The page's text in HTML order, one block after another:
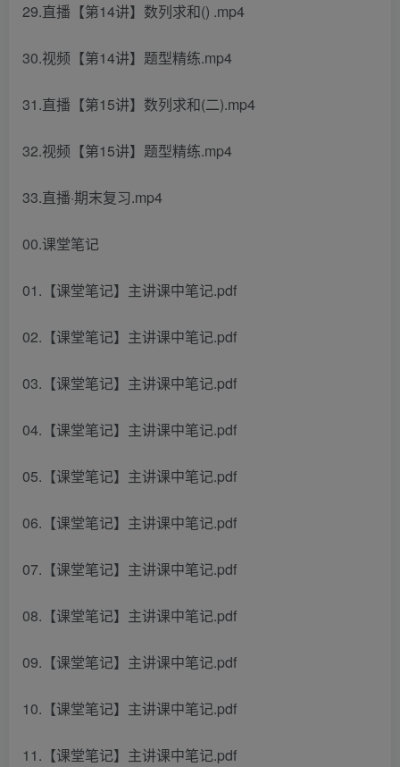
29.直播【第14讲】数列求和() .mp4
30.视频【第14讲】题型精练.mp4
31.直播【第15讲】数列求和(二).mp4
32.视频【第15讲】题型精练.mp4
33.直播·期末复习.mp4
00.课堂笔记
01.【课堂笔记】主讲课中笔记.pdf
02.【课堂笔记】主讲课中笔记.pdf
03.【课堂笔记】主讲课中笔记.pdf
04.【课堂笔记】主讲课中笔记.pdf
05.【课堂笔记】主讲课中笔记.pdf
06.【课堂笔记】主讲课中笔记.pdf
07.【课堂笔记】主讲课中笔记.pdf
08.【课堂笔记】主讲课中笔记.pdf
09.【课堂笔记】主讲课中笔记.pdf
10.【课堂笔记】主讲课中笔记.pdf
11.【课堂笔记】主讲课中笔记.pdf